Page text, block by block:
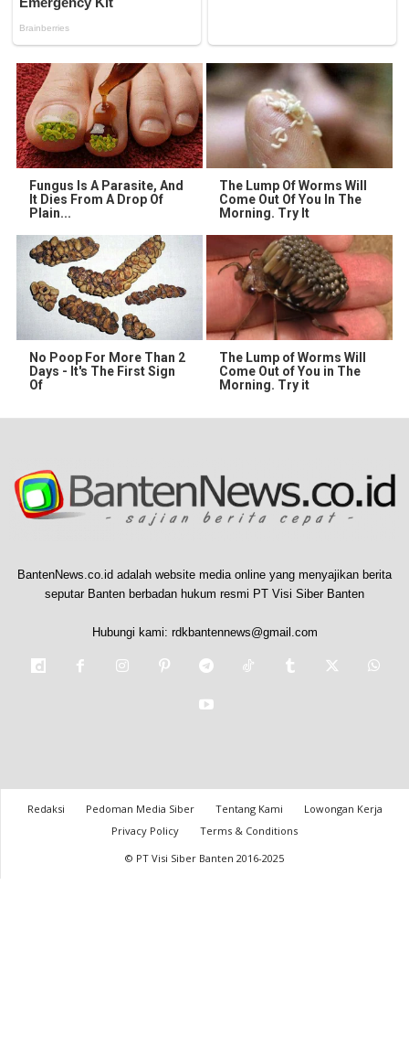
Fungus Is A Parasite, And
It Dies From A Drop Of
Plain...
The Lump Of Worms Will
Come Out Of You In The
Morning. Try It
No Poop For More Than 2
Days - It's The First Sign
Of
The Lump of Worms Will
Come Out of You in The
Morning. Try it
BantenNews.co.id adalah website media online yang menyajikan berita
seputar Banten berbadan hukum resmi PT Visi Siber Banten
Hubungi kami: rdkbantennews@gmail.com
Redaksi Pedoman Media Siber Tentang Kami
Lowongan Kerja
Privacy Policy
Terms & Conditions
© PT Visi Siber Banten 2016-2025